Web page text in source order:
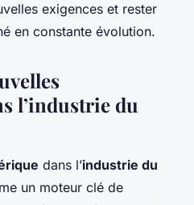
exigences et rester
en constante évolution.
l’industrie du
dans l’industrie du
un moteur clé de